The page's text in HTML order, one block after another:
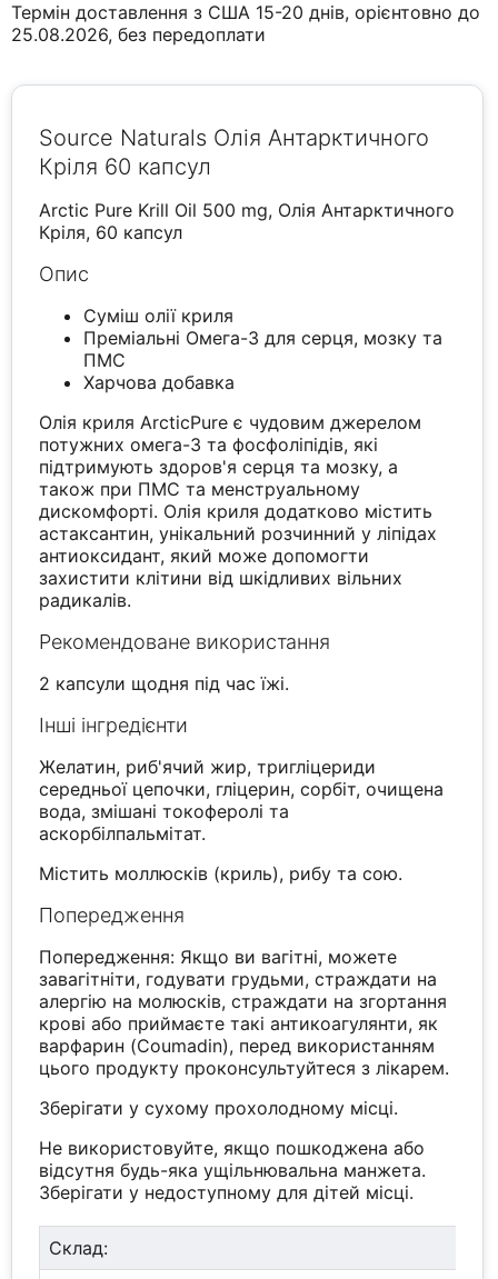
Термін доставлення з США 15-20 днів, орієнтовно до
25.08.2026, без передоплати
Source Naturals Олія Антарктичного
Кріля 60 капсул
Arctic Pure Krill Oil 500 mg, Олія Антарктичного
Кріля, 60 капсул
Опис
Суміш олії криля
Преміальні Омега-3 для серця, мозку та
ПМС
Харчова добавка
Олія криля ArcticPure є чудовим джерелом
потужних омега-3 та фосфоліпідів, які
підтримують здоров'я серця та мозку, а
також при ПМС та менструальному
дискомфорті. Олія криля додатково містить
астаксантин, унікальний розчинний у ліпідах
антиоксидант, який може допомогти
захистити клітини від шкідливих вільних
радикалів.
Рекомендоване використання
2 капсули щодня під час їжі.
Інші інгредієнти
Желатин, риб'ячий жир, тригліцериди
середньої цепочки, гліцерин, сорбіт, очищена
вода, змішані токоферолі та
аскорбілпальмітат.
Містить моллюсків (криль), рибу та сою.
Попередження
Попередження: Якщо ви вагітні, можете
завагітніти, годувати грудьми, страждати на
алергію на молюсків, страждати на згортання
крові або приймаєте такі антикоагулянти, як
варфарин (Coumadin), перед використанням
цього продукту проконсультуйтеся з лікарем.
Зберігати у сухому прохолодному місці.
Не використовуйте, якщо пошкоджена або
відсутня будь-яка ущільнювальна манжета.
Зберігати у недоступному для дітей місці.
Склад: